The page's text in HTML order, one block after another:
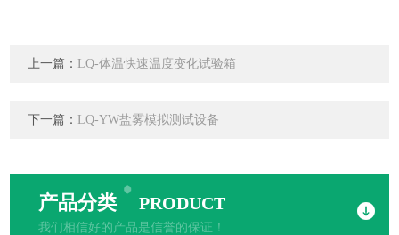
上一篇： LQ-体温快速温度变化试验箱
下一篇： LQ-YW盐雾模拟测试设备
产品分类 PRODUCT
我们相信好的产品是信誉的保证！